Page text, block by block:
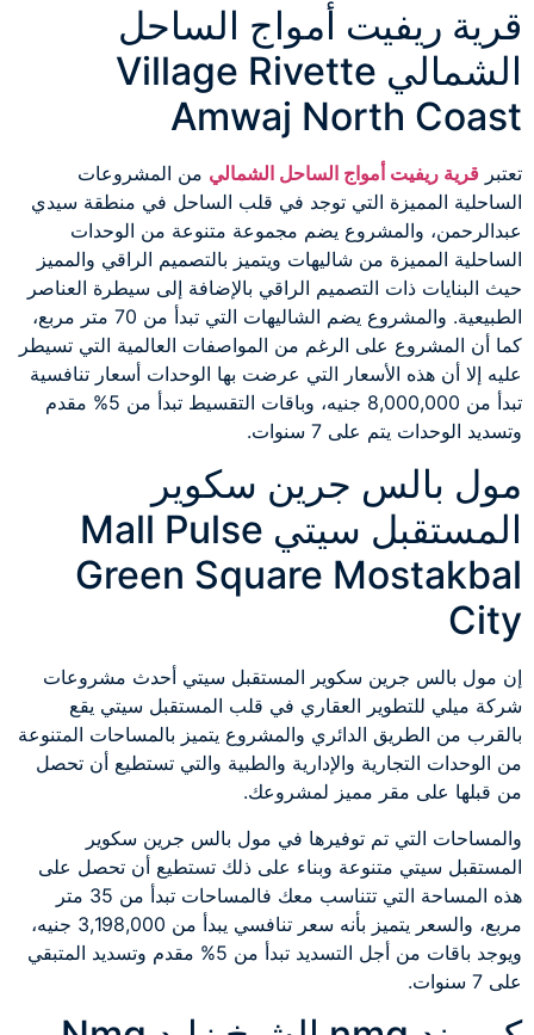
قرية ريفيت أمواج الساحل
الشمالي Village Rivette
Amwaj North Coast
تعتبر قرية ريفيت أمواج الساحل الشمالي من المشروعات
الساحلية المميزة التي توجد في قلب الساحل في منطقة سيدي
عبدالرحمن، والمشروع يضم مجموعة متنوعة من الوحدات
الساحلية المميزة من شاليهات ويتميز بالتصميم الراقي والمميز
حيث البنايات ذات التصميم الراقي بالإضافة إلى سيطرة العناصر
الطبيعية. والمشروع يضم الشاليهات التي تبدأ من 70 متر مربع،
كما أن المشروع على الرغم من المواصفات العالمية التي تسيطر
عليه إلا أن هذه الأسعار التي عرضت بها الوحدات أسعار تنافسية
تبدأ من 8,000,000 جنيه، وباقات التقسيط تبدأ من 5% مقدم
وتسديد الوحدات يتم على 7 سنوات.
مول بالس جرين سكوير
المستقبل سيتي Mall Pulse
Green Square Mostakbal
City
إن مول بالس جرين سكوير المستقبل سيتي أحدث مشروعات
شركة ميلي للتطوير العقاري في قلب المستقبل سيتي يقع
بالقرب من الطريق الدائري والمشروع يتميز بالمساحات المتنوعة
من الوحدات التجارية والإدارية والطبية والتي تستطيع أن تحصل
من قبلها على مقر مميز لمشروعك.
والمساحات التي تم توفيرها في مول بالس جرين سكوير
المستقبل سيتي متنوعة وبناء على ذلك تستطيع أن تحصل على
هذه المساحة التي تتناسب معك فالمساحات تبدأ من 35 متر
مربع، والسعر يتميز بأنه سعر تنافسي يبدأ من 3,198,000 جنيه،
ويوجد باقات من أجل التسديد تبدأ من 5% مقدم وتسديد المتبقي
على 7 سنوات.